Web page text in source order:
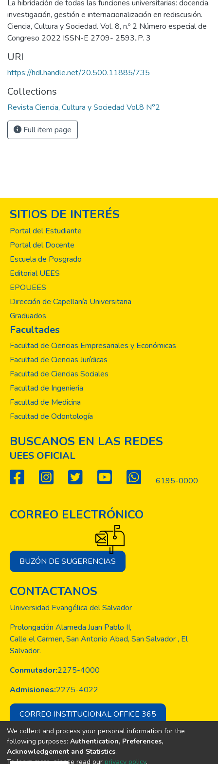
La hibridación de todas las funciones universitarias: docencia,
investigación, gestión e internacionalización en rediscusión.
Ciencia, Cultura y Sociedad. Vol. 8, n.º 2 Número especial de
Congreso 2022 ISSN-E 2709- 2593..P. 3
URI
https://hdl.handle.net/20.500.11885/735
Collections
Revista Ciencia, Cultura y Sociedad Vol.8 N°2
Full item page
SITIOS DE INTERÉS
Portal del Estudiante
Portal del Docente
Escuela de Posgrado
Editorial UEES
EPOUEES
Dirección de Capellanía Universitaria
Graduados
Facultades
Facultad de Ciencias Empresariales y Económicas
Facultad de Ciencias Jurídicas
Facultad de Ciencias Sociales
Facultad de Ingenieria
Facultad de Medicina
Facultad de Odontología
BUSCANOS EN LAS REDES
UEES OFICIAL
6195-0000
CORREO ELECTRÓNICO
BUZÓN DE SUGERENCIAS
CONTACTANOS
Universidad Evangélica del Salvador
Prolongación Alameda Juan Pablo II,
Calle el Carmen, San Antonio Abad, San Salvador , El
Salvador.
Conmutador:2275-4000
Admisiones:2275-4022
CORREO INSTITUCIONAL OFFICE 365
Copyright © Todos los derechos son
We collect and process your personal information for the
following purposes: Authentication, Preferences,
Acknowledgement and Statistics.
To learn more, please read our privacy policy.